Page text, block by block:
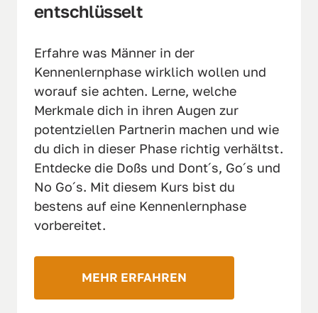
entschlüsselt
Erfahre was Männer in der
Kennenlernphase wirklich wollen und
worauf sie achten. Lerne, welche
Merkmale dich in ihren Augen zur
potentziellen Partnerin machen und wie
du dich in dieser Phase richtig verhältst.
Entdecke die Doßs und Dont´s, Go´s und
No Go´s. Mit diesem Kurs bist du
bestens auf eine Kennenlernphase
vorbereitet.
MEHR ERFAHREN